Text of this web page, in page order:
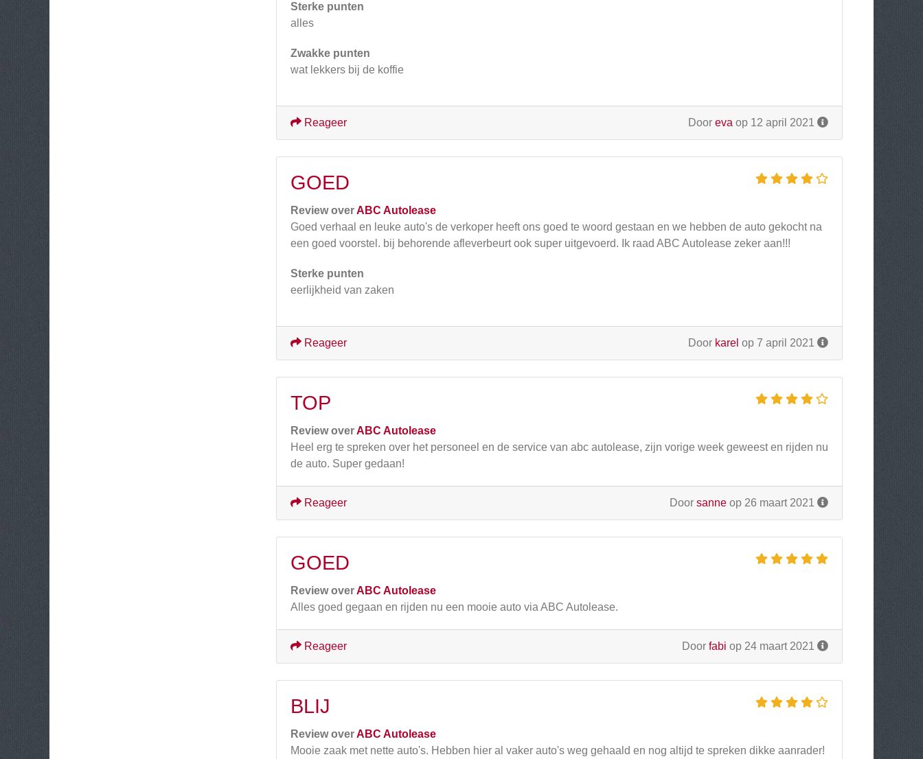
Sterke punten
alles
Zwakke punten
wat lekkers bij de koffie
Door eva op 12 april 2021
Reageer
GOED
Review overABC Autolease
Goed verhaal en leuke auto's de verkoper heeft ons goed te woord gestaan en we hebben de auto gekocht na
een goed voorstel. bij behorende afleverbeurt ook super uitgevoerd. Ik raad ABC Autolease zeker aan!!!
Sterke punten
eerlijkheid van zaken
Door karel op 7 april 2021
Reageer
TOP
Review overABC Autolease
Heel erg te spreken over het personeel en de service van abc autolease, zijn vorige week geweest en rijden nu
de auto. Super gedaan!
Door sanne op 26 maart 2021
Reageer
GOED
Review overABC Autolease
Alles goed gegaan en rijden nu een mooie auto via ABC Autolease.
Door fabi op 24 maart 2021
Reageer
BLIJ
Review overABC Autolease
Mooie zaak met nette auto's. Hebben hier al vaker auto's weg gehaald en nog altijd te spreken dikke aanrader!